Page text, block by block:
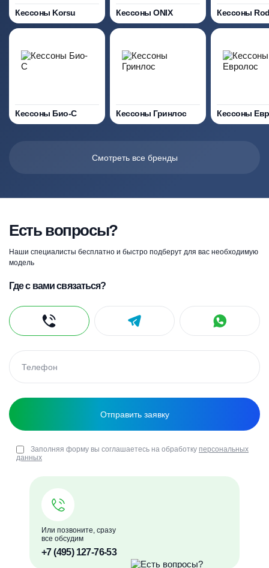
Кессоны Korsu Кессоны ONIX Кессоны
Кессоны Био-С Кессоны Гринлос Кессоны
Смотреть все бренды
Есть вопросы?
Наши специалисты бесплатно и быстро подберут для вас необходимую
модель
Или позвоните, сразу
все обсудим
+7 (495) 127-76-53
Где с вами связаться?
Заполняя форму вы соглашаетесь на обработку персональных
данных